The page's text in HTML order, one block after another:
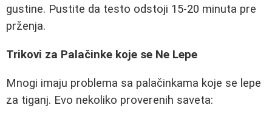
gustine. Pustite da testo odstoji 15-20 minuta pre
prženja.
Trikovi za Palačinke koje se Ne Lepe
Mnogi imaju problema sa palačinkama koje se lepe
za tiganj. Evo nekoliko proverenih saveta: